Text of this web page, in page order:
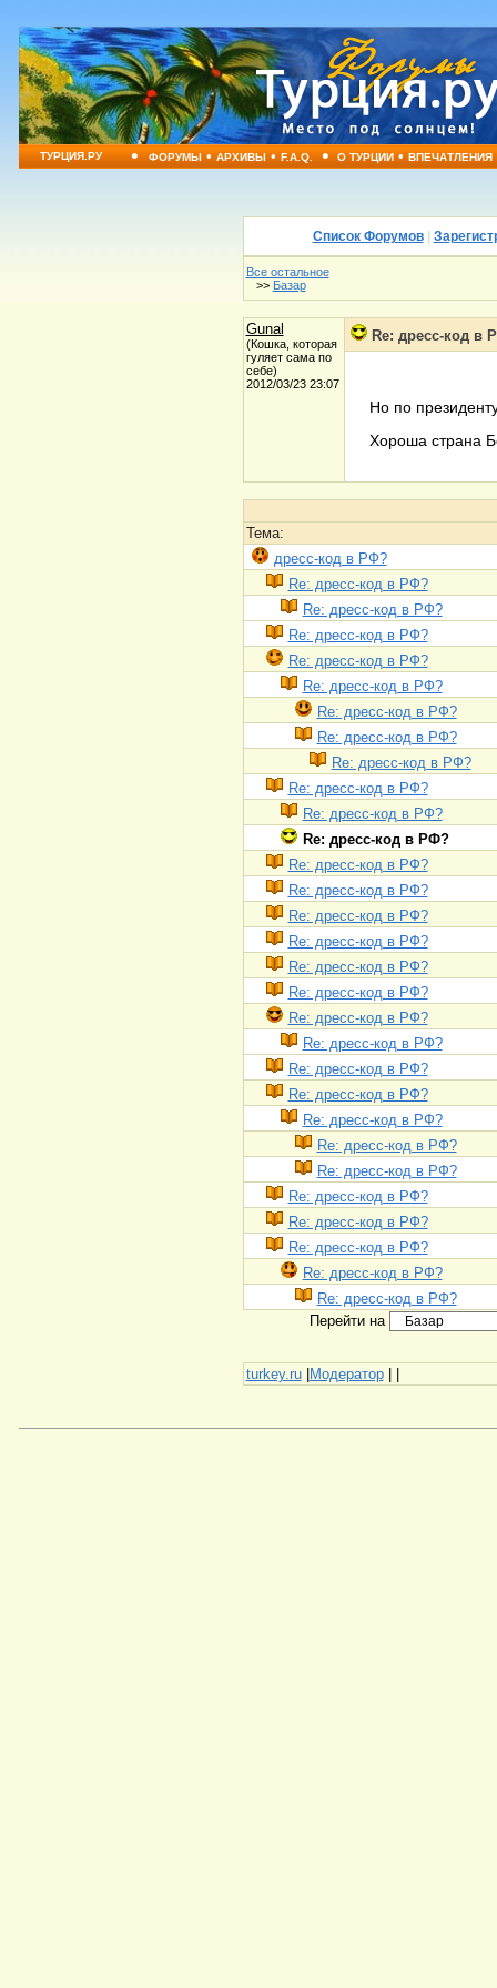
ТУРЦИЯ.РУ • ФОРУМЫ•АРХИВЫ•F.A.Q. • О ТУРЦИИ•ВПЕЧАТЛЕНИЯ
Список Форумов|
Все остальное
>> Базар
Gunal
(Кошка, которая
гуляет сама по
себе)
2012/03/23 23:07
Re: дресс-код в
Но по
Хороша страна
Тема:
дресс-код в РФ?
Re: дресс-код в РФ?
Re: дресс-код в РФ?
Re: дресс-код в РФ?
Re: дресс-код в РФ?
Re: дресс-код в РФ?
Re: дресс-код в РФ?
Re: дресс-код в РФ?
Re: дресс-код в РФ?
Re: дресс-код в РФ?
Re: дресс-код в РФ?
Re: дресс-код в РФ?
Re: дресс-код в РФ?
Re: дресс-код в РФ?
Re: дресс-код в РФ?
Re: дресс-код в РФ?
Re: дресс-код в РФ?
Re: дресс-код в РФ?
Re: дресс-код в РФ?
Re: дресс-код в РФ?
Re: дресс-код в РФ?
Re: дресс-код в РФ?
Re: дресс-код в РФ?
Re: дресс-код в РФ?
Re: дресс-код в РФ?
Re: дресс-код в РФ?
Re: дресс-код в РФ?
Re: дресс-код в РФ?
Re: дресс-код в РФ?
Re: дресс-код в РФ?
Перейти на
turkey.ru|Модератор| |